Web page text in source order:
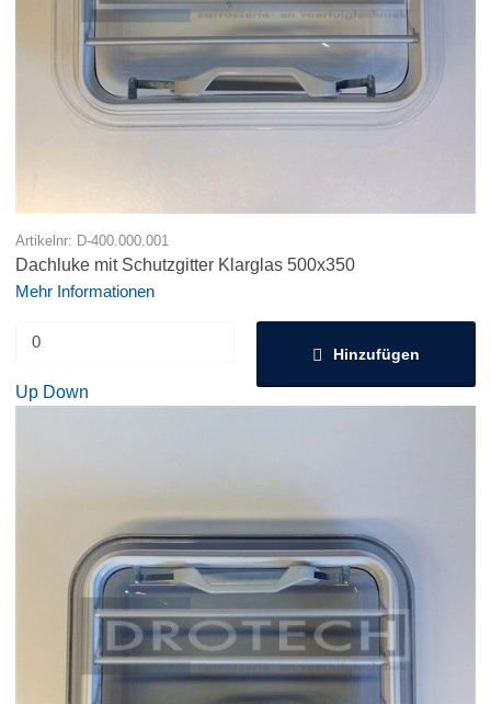
Artikelnr: D-400.000.001
Dachluke mit Schutzgitter Klarglas 500x350
Mehr Informationen
Up Down
Hinzufügen